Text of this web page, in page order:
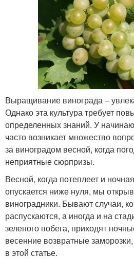
Выращивание винограда –
Однако эта культура требует
определенных знаний. У
часто возникает множество
за виноградом весной, когда
неприятные сюрпризы.
Весной, когда потеплеет и
опускается ниже нуля, мы
виноградники. Бывают случаи,
распускаются, а иногда и на
зеленого побега, приходят
весенние возвратные
в этой статье.